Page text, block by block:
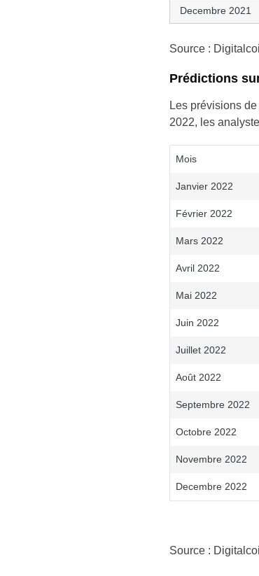
Decembre 2021
Source :
Prédictions
Les prévisions
2022, les
Mois
Janvier 2022
Février 2022
Mars 2022
Avril 2022
Mai 2022
Juin 2022
Juillet 2022
Août 2022
Septembre 2022
Octobre 2022
Novembre 2022
Decembre 2022
Source :